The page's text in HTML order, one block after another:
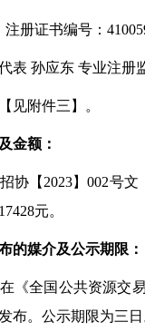
册证书编号：
表 孙应东 专业注册
【见附件三】。
金额：
协【 2023】002号
元。
的媒介及公示期限：
《全国公共资源交
布。公示期限为三日